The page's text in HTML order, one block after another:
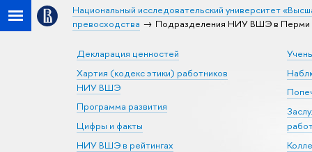
Национальный исследовательский университет
превосходства
Подразделения НИУ ВШЭ в Перми
Декларация ценностей
Хартия (кодекс этики) работников
НИУ ВШЭ
Программа развития
Цифры и факты
НИУ ВШЭ в рейтингах